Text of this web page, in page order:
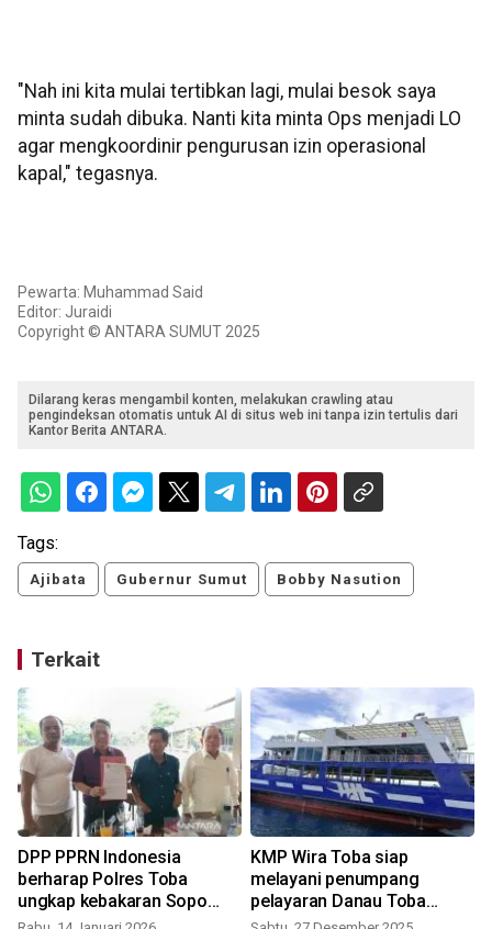
"Nah ini kita mulai tertibkan lagi, mulai besok saya
minta sudah dibuka. Nanti kita minta Ops menjadi LO
agar mengkoordinir pengurusan izin operasional
kapal," tegasnya.
Pewarta: Muhammad Said
Editor: Juraidi
Copyright © ANTARA SUMUT 2025
Dilarang keras mengambil konten, melakukan crawling atau
pengindeksan otomatis untuk AI di situs web ini tanpa izin tertulis dari
Kantor Berita ANTARA.
Tags:
Ajibata Gubernur Sumut Bobby Nasution
Terkait
DPP PPRN Indonesia
berharap Polres Toba
ungkap kebakaran Sopo
Parsaktian Datu
KMP Wira Toba siap
melayani penumpang
pelayaran Danau Toba
Ajibata - Ambarita